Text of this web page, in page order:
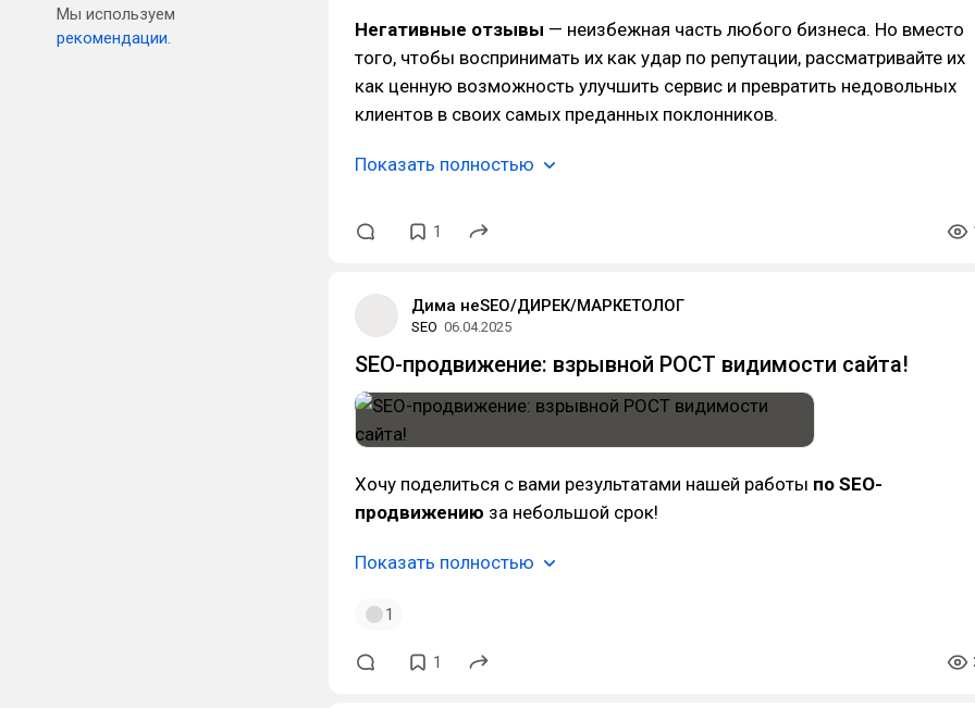
Мы используем
рекомендации.
Негативные отзывы — неизбежная часть любого бизнеса. Но вместо
того, чтобы воспринимать их как удар по репутации, рассматривайте их
как ценную возможность улучшить сервис и превратить недовольных
клиентов в своих самых преданных поклонников.
Показать полностью
1
Дима неSEO/ДИРЕК/МАРКЕТОЛОГ
SEO 06.04.2025
SEO-продвижение: взрывной РОСТ видимости сайта!
Хочу поделиться с вами результатами нашей работы по SEO-
продвижению за небольшой срок!
Показать полностью
1
1